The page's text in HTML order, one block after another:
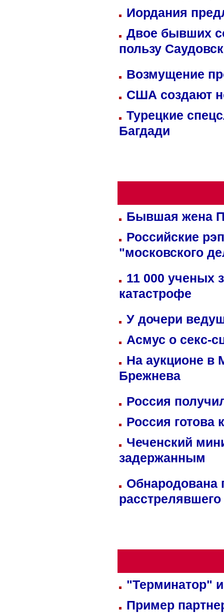
Иордания
Двое бывших
пользу
Возмущение
США создают
Турецкие
Багдади
Бывшая жена
Российские
"московского
11 000 ученых
катастрофе
У дочери
Асмус о секс-
На аукционе в
Брежнева
Россия
Россия готова
Чеченский
задержанным
Обнародована
"Терминатор"
Пример